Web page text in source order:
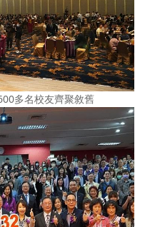
多名校友齊聚敘舊